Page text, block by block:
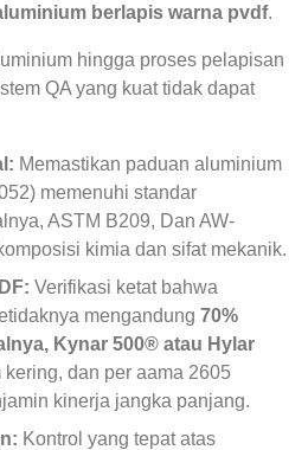
berlapis warna pvdf.
hingga proses pelapisan
QA yang kuat tidak dapat
Memastikan paduan aluminium
memenuhi standar
ASTM B209, Dan AW-
kimia dan sifat mekanik.
Verifikasi ketat bahwa
mengandung 70%
Kynar 500® atau Hylar
kering, dan per aama 2605
kinerja jangka panjang.
Kontrol yang tepat atas